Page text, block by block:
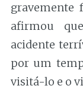
gravemente
afirmou
acidente
por um
visitá-lo e o